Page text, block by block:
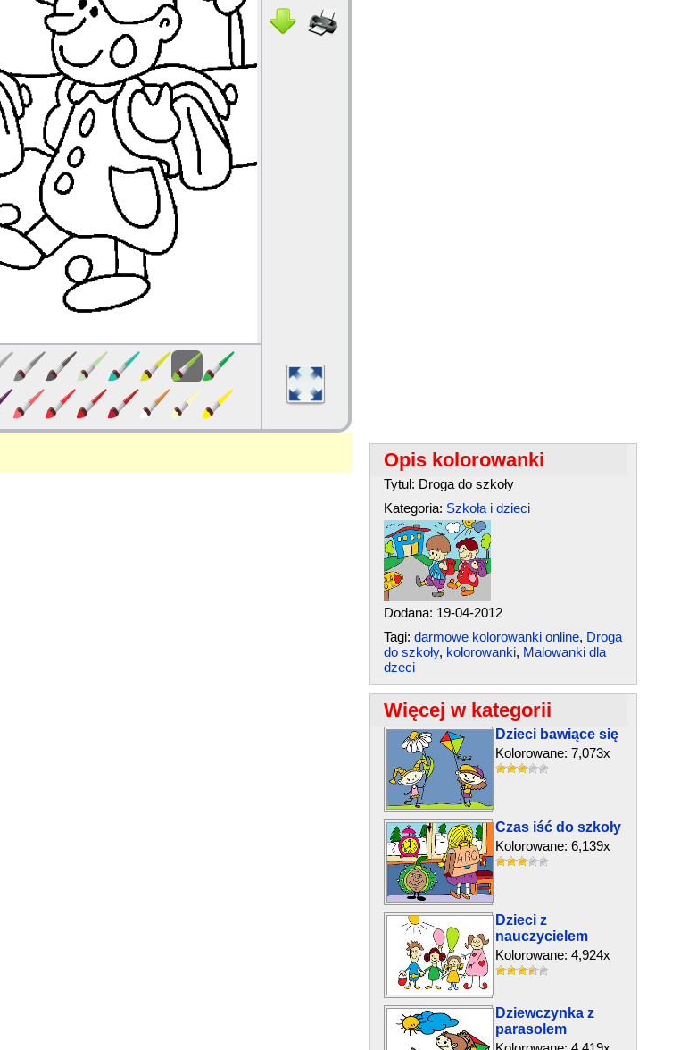
Opis kolorowanki
Tytul: Droga do szkoły
Kategoria: Szkoła i dzieci
Dodana: 19-04-2012
Tagi: darmowe kolorowanki online, Droga
do szkoły, kolorowanki, Malowanki dla
dzeci
Więcej w kategorii
Dzieci bawiące się
Kolorowane: 7,073x
Czas iść do szkoły
Kolorowane: 6,139x
Dzieci z
nauczycielem
Kolorowane: 4,924x
Dziewczynka z
parasolem